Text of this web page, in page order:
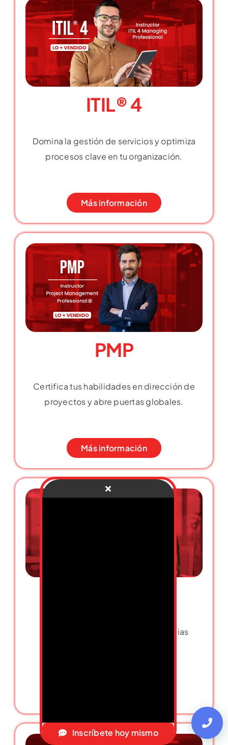
ITIL® 4
Domina la gestión de servicios y optimiza
procesos clave en tu organización.
Más información
PMP
Certifica tus habilidades en dirección de
proyectos y abre puertas globales.
Más información
Lidera equipos ágiles con estrategias
Inscríbete hoy mismo